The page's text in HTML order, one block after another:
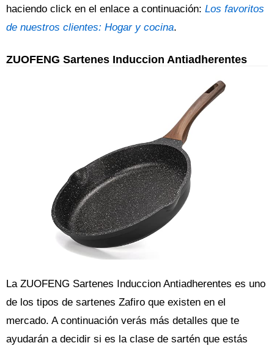
haciendo click en el enlace a continuación: Los favoritos
de nuestros clientes: Hogar y cocina.
ZUOFENG Sartenes Induccion Antiadherentes
La ZUOFENG Sartenes Induccion Antiadherentes es uno
de los tipos de sartenes Zafiro que existen en el
mercado. A continuación verás más detalles que te
ayudarán a decidir si es la clase de sartén que estás